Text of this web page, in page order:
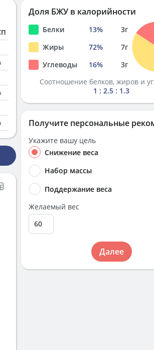
Доля БЖУ в калорийности
Белки 13% 3г
Жиры
72% 7г
Углеводы
16% 3г
Соотношение белков, жиров и
1 : 2.5 : 1.3
Получите персональные
Укажите вашу цель
Снижение веса
Набор массы
Поддержание веса
Желаемый вес
Далее